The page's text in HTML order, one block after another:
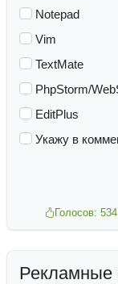
Notepad
Vim
TextMate
PhpStorm/
EditPlus
Укажу в
Голосов: 534
Рекламные